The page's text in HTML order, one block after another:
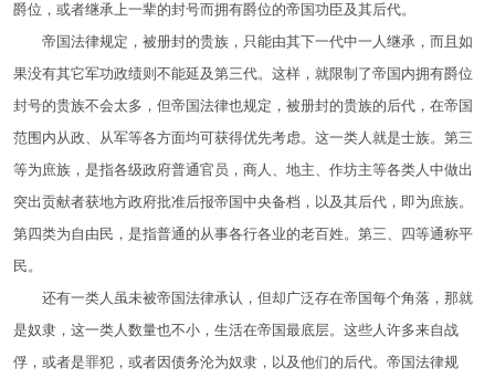
爵位，或者继承上一辈的封号而拥有爵位的帝国功臣及其后代。
帝国法律规定，被册封的贵族，只能由其下一代中一人继承，而且如
果没有其它军功政绩则不能延及第三代。这样，就限制了帝国内拥有爵位
封号的贵族不会太多，但帝国法律也规定，被册封的贵族的后代，在帝国
范围内从政、从军等各方面均可获得优先考虑。这一类人就是士族。第三
等为庶族，是指各级政府普通官员，商人、地主、作坊主等各类人中做出
突出贡献者获地方政府批准后报帝国中央备档，以及其后代，即为庶族。
第四类为自由民，是指普通的从事各行各业的老百姓。第三、四等通称平
民。
还有一类人虽未被帝国法律承认，但却广泛存在帝国每个角落，那就
是奴隶，这一类人数量也不小，生活在帝国最底层。这些人许多来自战
俘，或者是罪犯，或者因债务沦为奴隶，以及他们的后代。帝国法律规